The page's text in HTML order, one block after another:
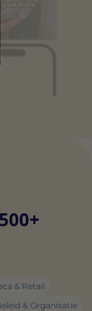
& Retail
& Organisatie